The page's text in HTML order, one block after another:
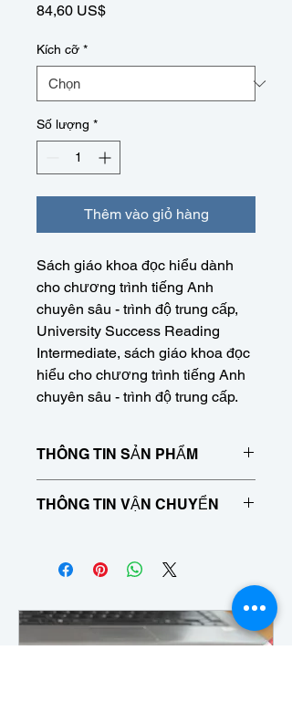
84,60 US$Giá
Kích cỡ *
Số lượng *
Thêm vào giỏ hàng
Sách giáo khoa đọc hiểu dành
cho chương trình tiếng Anh
chuyên sâu - trình độ trung cấp,
University Success Reading
Intermediate, sách giáo khoa đọc
hiểu cho chương trình tiếng Anh
chuyên sâu - trình độ trung cấp.
THÔNG TIN SẢN PHẨM
chương trình tiếng Anh chuyên sâu -
khoa đọc hiểu cho chương trình tiếng
Anh chuyên sâu - trình độ trung cấp.
THÔNG TIN VẬN CHUYỂN
được nhận tại hiệu sách Barefoot
Island Languages ở Riverhead, NY.